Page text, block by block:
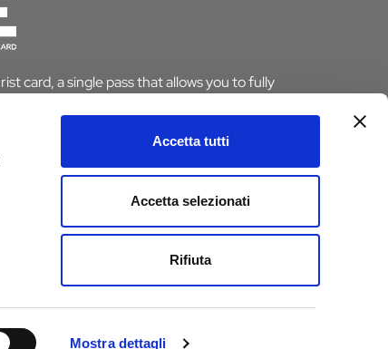
Mostra dettagli
Accetta tutti
Accetta selezionati
Rifiuta
card, a single pass that allows you to fully
from the tourist tax.